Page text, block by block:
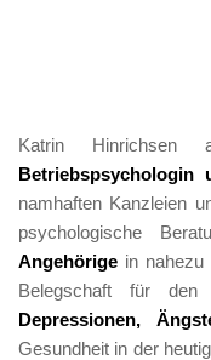
Katrin
Betriebspsychologin
namhaften Kanzleien
psychologische
Angehörige in nahezu
Depressionen,
Gesundheit in der